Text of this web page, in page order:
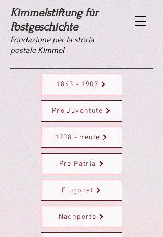
Kimmelstiftung für
Postgeschichte
Fondazione per la storia
postale Kimmel
1843 - 1907
Pro Juventute
1908 - heute
Pro Patria
Flugpost
Nachporto